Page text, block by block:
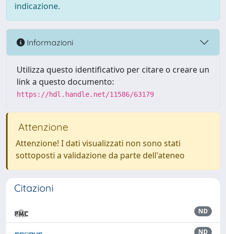
indicazione.
Informazioni
Utilizza questo identificativo per citare o creare un
link a questo documento:
https://hdl.handle.net/11586/63179
Attenzione
Attenzione! I dati visualizzati non sono stati
sottoposti a validazione da parte dell'ateneo
Citazioni
ND
ND